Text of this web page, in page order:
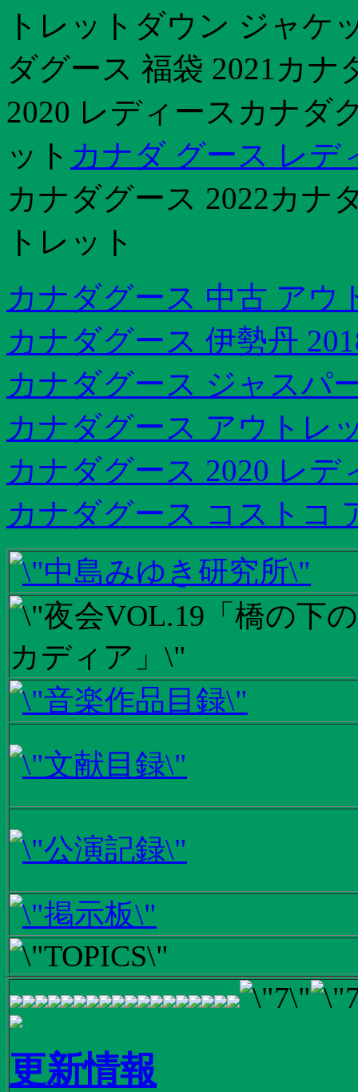
トレットダウン ジャケ
ダグース 福袋 2021カ
2020 レディースカナダ
ット カナダ グース レデ
カナダグース 2022カナ
トレット
カナダグース 中古 アウ
カナダグース 伊勢丹
カナダグース ジャスパ
カナダグース アウトレ
カナダグース 2020 レデ
カナダグース コストコ
更新情報